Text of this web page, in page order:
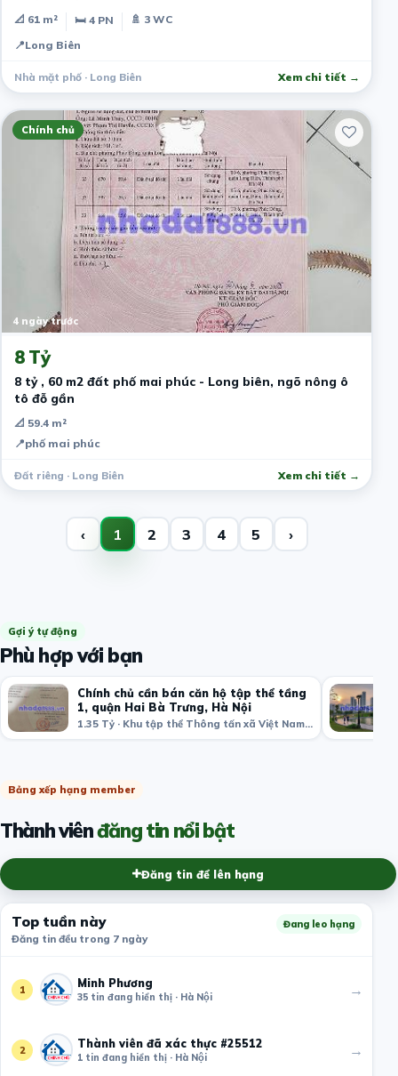
📐 61 m² 🛏 4 PN
🚿 3 WC
📍Long Biên
Nhà mặt phố · Long Biên Xem chi tiết →
Chính chủ
4 ngày trước
8 Tỷ
8 tỷ , 60 m2 đất phố mai phúc - Long biên, ngõ nông ô
tô đỗ gần
📐 59.4 m²
📍phố mai phúc
Đất riêng · Long Biên Xem chi tiết →
‹ 1 2 3 4 5 ›
Gợi ý tự động
Phù hợp với bạn
Chính chủ cần bán căn hộ tập thể tầng
1, quận Hai Bà Trưng, Hà Nội
1.35 Tỷ · Khu tập thể Thông tấn xã Việt Nam, Bạch Mai, Hai Bà Trưng, Hà Nội, Việt Nam
Bảng xếp hạng member
Thành viênđăng tin nổi bật
Đăng tin để lên hạng
Top tuần này
Đăng tin đều trong 7 ngày
Đang leo hạng
1 Minh Phương
35 tin đang hiển thị · Hà Nội →
2 Thành viên đã xác thực #25512
1 tin đang hiển thị · Hà Nội →